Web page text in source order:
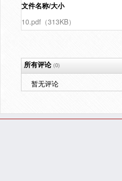
文件名称/大小
10.pdf（313KB）
所有评论(0)
暂无评论